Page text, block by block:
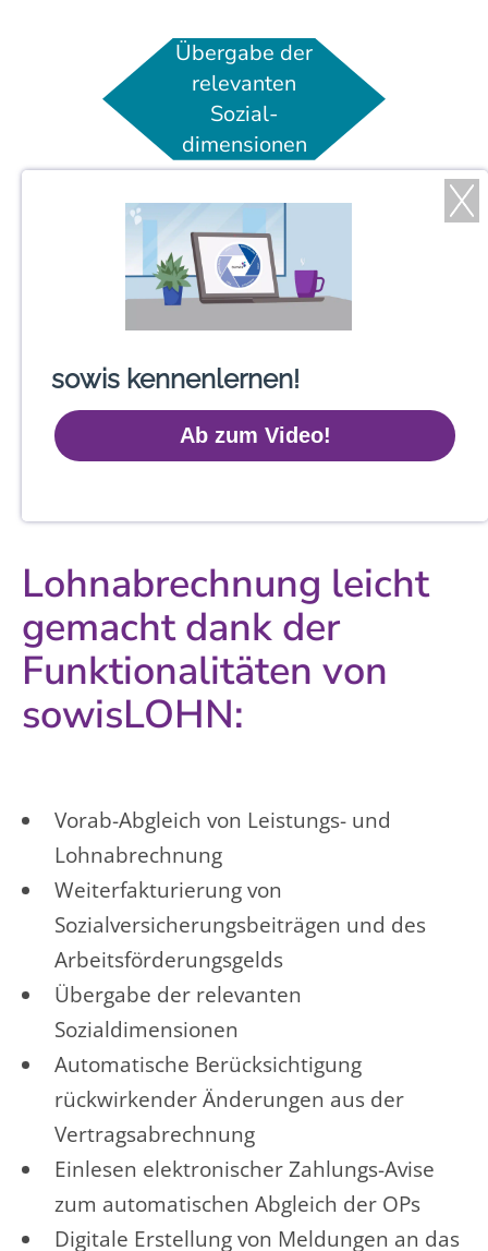
Übergabe der
relevanten
Sozial­
dimensionen
Automatische
Berücksichtigung
rückwirkender
Änderungen
Vorab-Abgleich
von Leistungs-
und Lohn­
abrechnung
Lohnabrechnung leicht
gemacht dank der
Funktionalitäten von
sowisLOHN:
Vorab-Abgleich von Leistungs- und
Lohnabrechnung
Weiterfakturierung von
Sozialversicherungsbeiträgen und des
Arbeitsförderungsgelds
Übergabe der relevanten
Sozialdimensionen
Automatische Berücksichtigung
rückwirkender Änderungen aus der
Vertragsabrechnung
Einlesen elektronischer Zahlungs-Avise
zum automatischen Abgleich der OPs
Digitale Erstellung von Meldungen an das
sowis kennenlernen!
Ab zum Video!